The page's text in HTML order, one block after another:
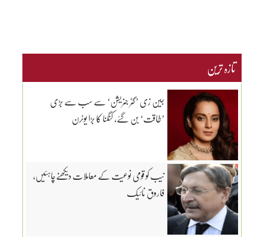
تازہ ترین
جین زی ’گٹر جنریشن‘ سے سب سے بڑی
’طاقت‘ بن گئے، کنگنا کا بڑا یوٹرن
نیب کو قومی نوعیت کے معاملات دیکھنےچاہئیں،
فاروق نائیک